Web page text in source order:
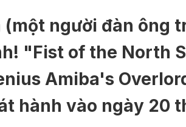
(một người đàn ông
"Fist of the North
Amiba's
hành vào ngày 20